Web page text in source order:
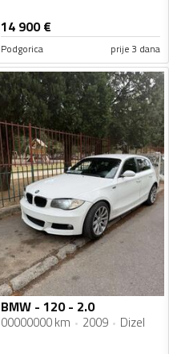
14 900€
Podgorica prije 3 dana
BMW - 120 - 2.0
00000000 km 2009 Dizel